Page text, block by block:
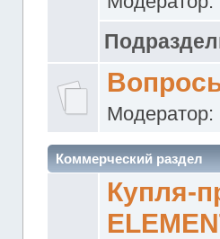
Модератор:
Коммерческий раздел
Купля-